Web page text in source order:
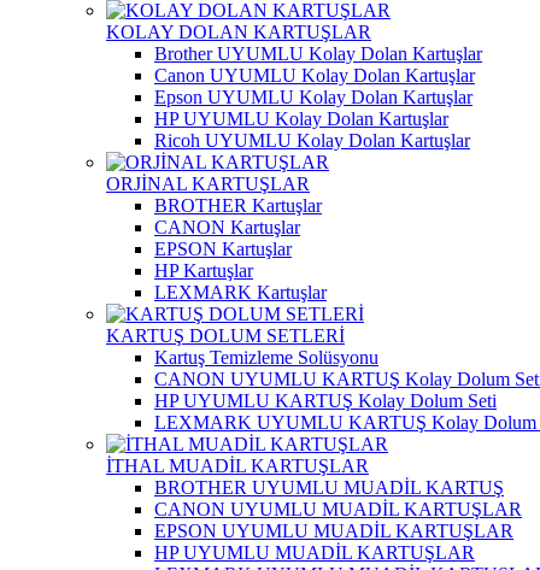
KOLAY DOLAN KARTUŞLAR
Brother UYUMLU Kolay Dolan Kartuşlar
Canon UYUMLU Kolay Dolan Kartuşlar
Epson UYUMLU Kolay Dolan Kartuşlar
HP UYUMLU Kolay Dolan Kartuşlar
Ricoh UYUMLU Kolay Dolan Kartuşlar
ORJİNAL KARTUŞLAR
BROTHER Kartuşlar
CANON Kartuşlar
EPSON Kartuşlar
HP Kartuşlar
LEXMARK Kartuşlar
KARTUŞ DOLUM SETLERİ
Kartuş Temizleme Solüsyonu
CANON UYUMLU KARTUŞ Kolay Dolum
HP UYUMLU KARTUŞ Kolay Dolum Seti
LEXMARK UYUMLU KARTUŞ Kolay Dolum
İTHAL MUADİL KARTUŞLAR
BROTHER UYUMLU MUADİL KARTUŞ
CANON UYUMLU MUADİL KARTUŞLAR
EPSON UYUMLU MUADİL KARTUŞLAR
HP UYUMLU MUADİL KARTUŞLAR